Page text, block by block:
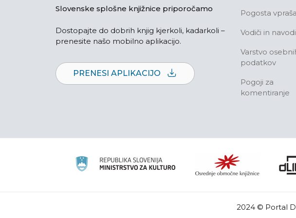
Slovenske splošne knjižnice priporočamo
Dostopajte do dobrih knjig kjerkoli, kadarkoli –
prenesite našo mobilno aplikacijo.
PRENESI APLIKACIJO
Pogosta
Vodiči in
Varstvo
podatkov
Pogoji za
komentiranje
2024 © Portal